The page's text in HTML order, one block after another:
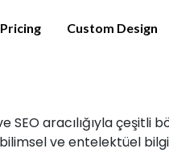
Pricing Custom Design
SEO aracılığıyla
ve entelektüel